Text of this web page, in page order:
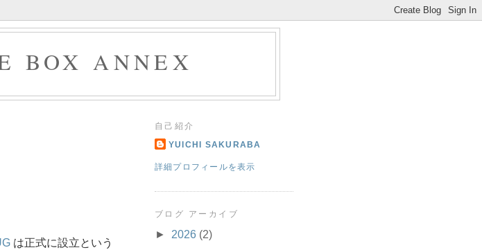
BOX ANNEX
は正式に設立という
自己紹介
YUICHI SAKURABA
詳細プロフィールを表示
ブログ アーカイブ
► 2026 (2)